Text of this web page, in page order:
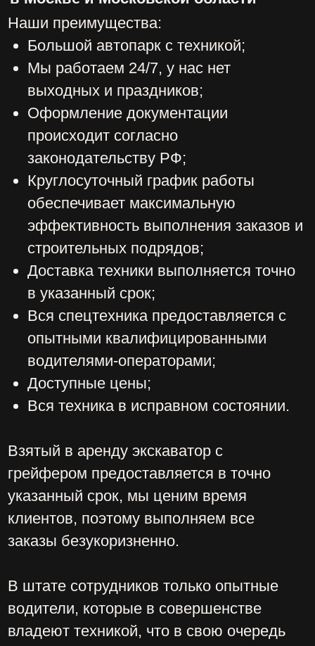
юридические лица.
Своим клиентам мы предоставляем
только новую рабочую технику, которая
обладает высокой эффективностью и
надежностью - это аренда колесного
полноповоротного экскаватора, аренда
гусеничного экскаватора, аренда
ямобура, а также аренда гусеничного
Нажимая на кнопку отправить
Вы соглашаетесь на обработку
Ваших персональных данных
компание ООО «Винстрой»
ЗАКАЗАТЬ
ОБРАТНЫЙ
ЗВОНОК
Имя
Телефон
Заказать звонок